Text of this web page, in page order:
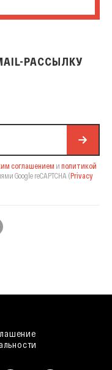
РАССЫЛКУ
соглашением и политикой
Google reCAPTCHA (Privacy